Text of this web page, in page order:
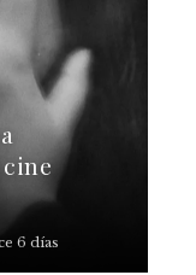
6 días